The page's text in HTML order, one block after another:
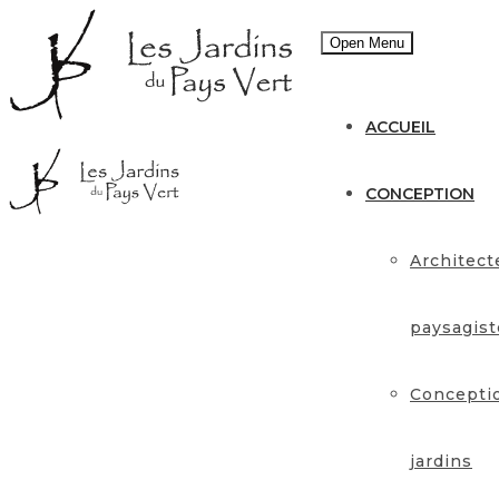
Open Menu
ACCUEIL
CONCEPTION
jardins